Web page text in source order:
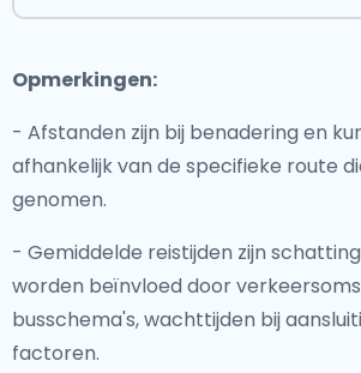
Opmerkingen:
- Afstanden zijn bij benadering en
afhankelijk van de specifieke route
genomen.
- Gemiddelde reistijden zijn
worden beïnvloed door
busschema's, wachttijden bij
factoren.